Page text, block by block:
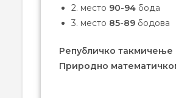
2. место 90-94 бода
3. место 85-89 бодова
Републичко такмичење
Природно